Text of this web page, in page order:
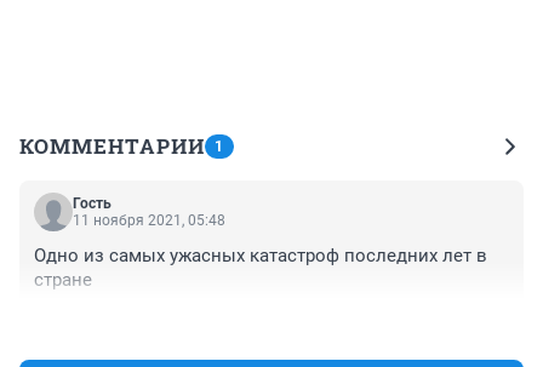
КОММЕНТАРИИ 1
Гость
11 ноября 2021, 05:48
Одно из самых ужасных катастроф последних лет в
стране